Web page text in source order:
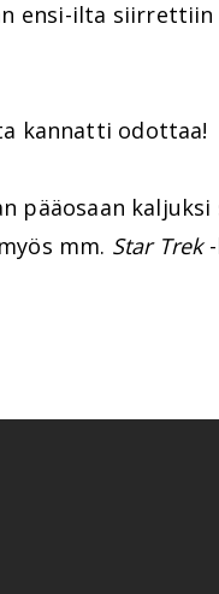
ensi-ilta siirrettiin
kannatti odottaa!
pääosaan
mm. Star Trek-